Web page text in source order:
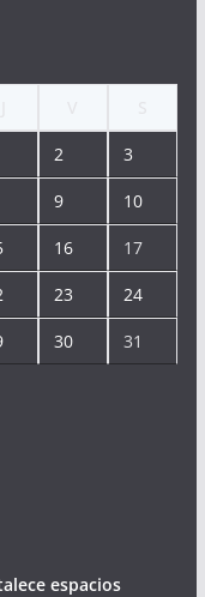
2 3
9 10
16 17
23 24
30 31
espacios